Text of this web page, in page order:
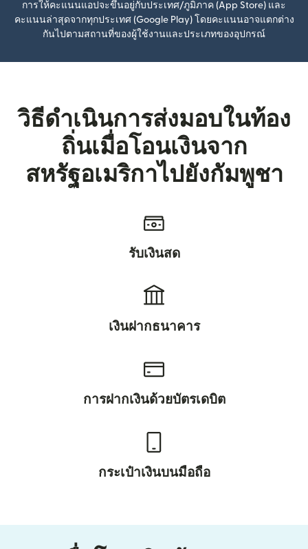
การให้คะแนนแอปจะขึ้นอยู่กับประเทศ/ภูมิภาค (App Store) และ
คะแนนล่าสุดจากทุกประเทศ (Google Play) โดยคะแนนอาจแตกต่าง
กันไปตามสถานที่ของผู้ใช้งานและประเภทของอุปกรณ์
วิธีดำเนินการส่งมอบในท้อง
ถิ่นเมื่อโอนเงินจาก
สหรัฐอเมริกาไปยังกัมพูชา
รับเงินสด
เงินฝากธนาคาร
การฝากเงินด้วยบัตรเดบิต
กระเป๋าเงินบนมือถือ